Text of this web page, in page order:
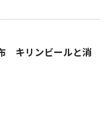
キリンビールと消